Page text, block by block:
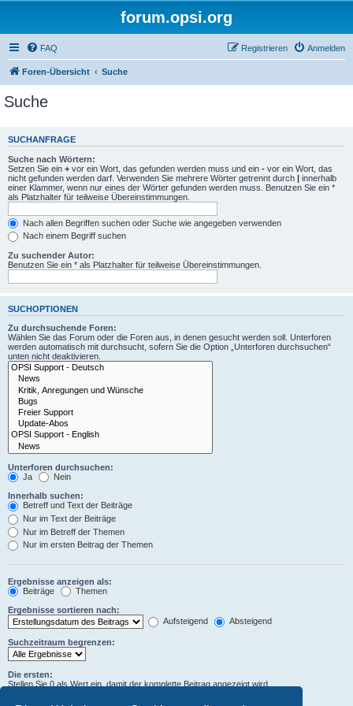
forum.opsi.org
FAQ Anmelden
Registrieren
Foren-Übersicht Suche
Suche
SUCHANFRAGE
Suche nach Wörtern:
Setzen Sie ein + vor ein Wort, das gefunden werden muss und ein - vor ein Wort, das
nicht gefunden werden darf. Verwenden Sie mehrere Wörter getrennt durch | innerhalb
einer Klammer, wenn nur eines der Wörter gefunden werden muss. Benutzen Sie ein *
als Platzhalter für teilweise Übereinstimmungen.
Nach allen Begriffen suchen oder Suche wie angegeben verwenden
Nach einem Begriff suchen
Zu suchender Autor:
Benutzen Sie ein * als Platzhalter für teilweise Übereinstimmungen.
SUCHOPTIONEN
Zu durchsuchende Foren:
Wählen Sie das Forum oder die Foren aus, in denen gesucht werden soll. Unterforen
werden automatisch mit durchsucht, sofern Sie die Option „Unterforen durchsuchen“
unten nicht deaktivieren.
Unterforen durchsuchen:
Ja
Nein
Innerhalb suchen:
Betreff und Text der Beiträge
Nur im Text der Beiträge
Nur im Betreff der Themen
Nur im ersten Beitrag der Themen
Ergebnisse anzeigen als:
Beiträge
Themen
Ergebnisse sortieren nach:
Aufsteigend
Absteigend
Suchzeitraum begrenzen:
Die ersten:
Stellen Sie 0 als Wert ein, damit der komplette Beitrag angezeigt wird.